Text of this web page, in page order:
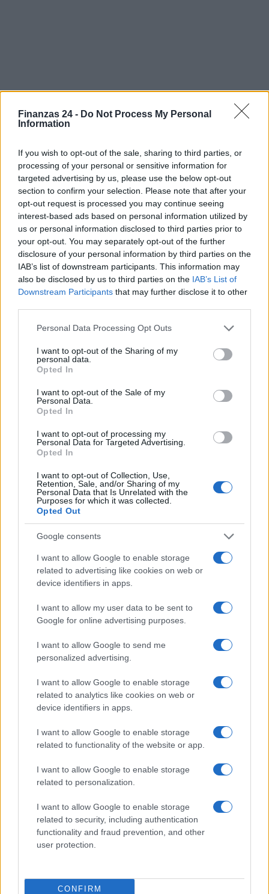
Finanzas 24 - Do Not Process My Personal
Information
If you wish to opt-out of the sale, sharing to third parties, or
processing of your personal or sensitive information for
targeted advertising by us, please use the below opt-out
section to confirm your selection. Please note that after your
opt-out request is processed you may continue seeing
interest-based ads based on personal information utilized by
us or personal information disclosed to third parties prior to
your opt-out. You may separately opt-out of the further
disclosure of your personal information by third parties on the
IAB’s list of downstream participants. This information may
also be disclosed by us to third parties on the IAB’s List of
Downstream Participants that may further disclose it to other
Please note that this website/app uses one or more Google
not limited to your visit or usage behaviour. You may click to
grant or deny consent to Google and its third-party tags to
use your data for below specified purposes in below Google
consent section.
Personal Data Processing Opt Outs
I want to opt-out of the Sharing of my
personal data.
Opted In
I want to opt-out of the Sale of my
Personal Data.
Opted In
I want to opt-out of processing my
Personal Data for Targeted Advertising.
Opted In
I want to opt-out of Collection, Use,
Retention, Sale, and/or Sharing of my
Personal Data that Is Unrelated with the
Purposes for which it was collected.
Opted Out
Google consents
I want to allow Google to enable storage
related to advertising like cookies on web or
device identifiers in apps.
I want to allow my user data to be sent to
Google for online advertising purposes.
I want to allow Google to send me
personalized advertising.
I want to allow Google to enable storage
related to analytics like cookies on web or
device identifiers in apps.
I want to allow Google to enable storage
related to functionality of the website or app.
I want to allow Google to enable storage
related to personalization.
I want to allow Google to enable storage
related to security, including authentication
functionality and fraud prevention, and other
user protection.
CONFIRM
Sigue leyendo
FISCO
Responsabilidad financiera de 3,4 millones: Tribunal de
Cuentas investiga a líderes independentistas
Marta Ruiz · 27 Jul 2026
FISCO
valorar operaciones antiguas
Diego Martín · 28 Jun 2026
valor de referencia del Catastro
Staff · 28 May 2026
Nombre Precio